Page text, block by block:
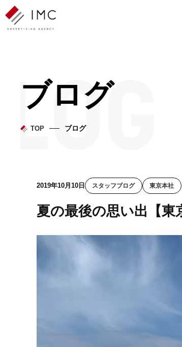
ブログ
TOP ブログ
2019年10月10日 スタッフブログ 東京本社
夏の最後の思い出【東